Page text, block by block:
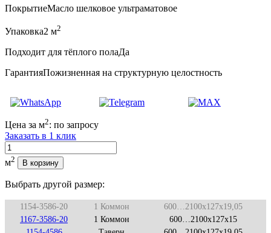
ПокрытиеМасло шелковое ультраматовое
Упаковка2 м2
Подходит для тёплого полаДа
ГарантияПожизненная на структурную целостность
Цена за м2: по запросу
Заказать в 1 клик
Количество
м2 В корзину
Выбрать другой размер:
1154-3586-20 1 Коммон
600…2100x127x19,05
1167-3586-20
1 Коммон
600…2100x127x15